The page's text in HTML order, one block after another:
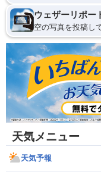
ウェザーリポー
空の写真を投稿し
天気メニュー
天気予報